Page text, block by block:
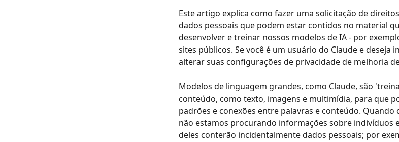
Este artigo explica como fazer uma solicitação de
dados pessoais que podem estar contidos no material
desenvolver e treinar nossos modelos de IA - por
sites públicos. Se você é um usuário do Claude e deseja
alterar suas configurações de privacidade de melhoria
Modelos de linguagem grandes, como Claude, são
conteúdo, como texto, imagens e multimídia, para que
padrões e conexões entre palavras e conteúdo. Quando
não estamos procurando informações sobre indivíduos
deles conterão incidentalmente dados pessoais; por